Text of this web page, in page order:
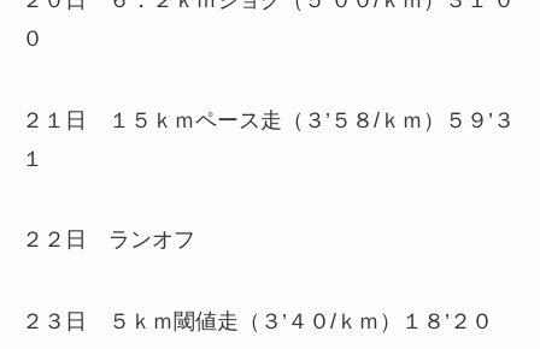
０
２１日 １５ｋｍペース走（３’５８/ｋｍ）５９’３
１
２２日 ランオフ
２３日 ５ｋｍ閾値走（３’４０/ｋｍ）１８’２０